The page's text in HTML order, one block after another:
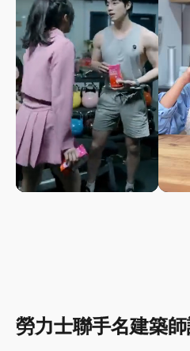
play_arrow
勞力士聯手名建築